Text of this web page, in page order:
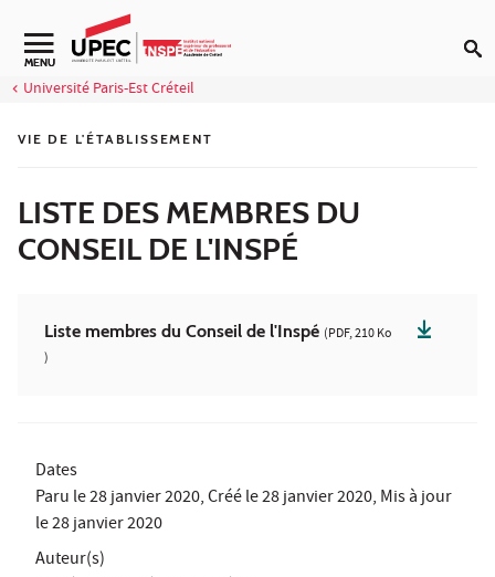
Aller au contenu
Navigation secondaire
MENU
Université Paris-Est Créteil
VIE DE L'ÉTABLISSEMENT
LISTE DES MEMBRES DU
CONSEIL DE L'INSPÉ
Liste membres du Conseil de l'Inspé (PDF, 210 Ko
)
Dates
Paru le28 janvier 2020, Créé le28 janvier 2020, Mis à jour
le28 janvier 2020
Auteur(s)